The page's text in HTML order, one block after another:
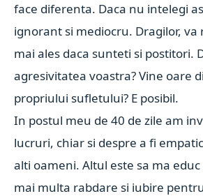
face diferenta. Daca nu intelegi
ignorant si mediocru. Dragilor,
mai ales daca sunteti si postitori.
agresivitatea voastra? Vine oare
propriului sufletului? E posibil.
In postul meu de 40 de zile am
lucruri, chiar si despre a fi
alti oameni. Altul este sa ma educ
mai multa rabdare si iubire